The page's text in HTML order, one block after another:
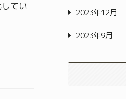
てい
2023年12月
2023年9月